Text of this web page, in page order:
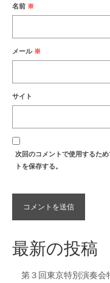
名前 ※
メール ※
サイト
次回のコメントで使用するた
トを保存する。
最新の投稿
第３回東京特別演奏会